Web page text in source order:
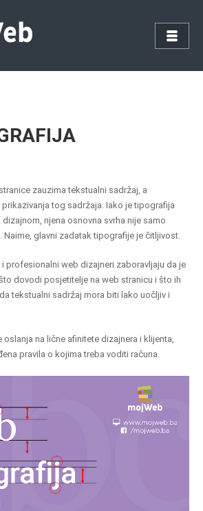
zauzima tekstualni sadržaj, a
tog sadržaja. Iako je tipografija
njena osnovna svrha nije samo
Naime, glavni zadatak tipografije je čitljivost.
profesionalni web dizajneri zaboravljaju da je
dovodi posjetitelje na web stranicu i što ih
tekstualni sadržaj mora biti lako uočljiv i
na lične afinitete dizajnera i klijenta,
pravila o kojima treba voditi računa.